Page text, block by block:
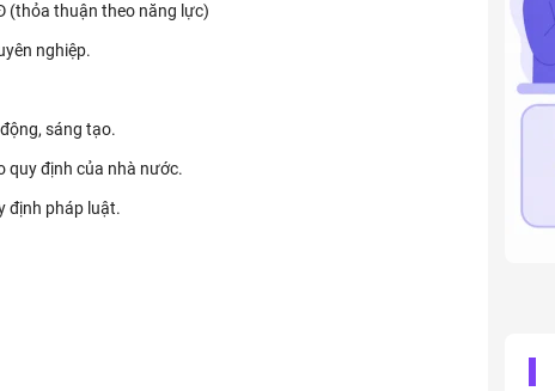
(thỏa thuận theo năng lực)
nghiệp.
sáng tạo.
quy định của nhà nước.
định pháp luật.